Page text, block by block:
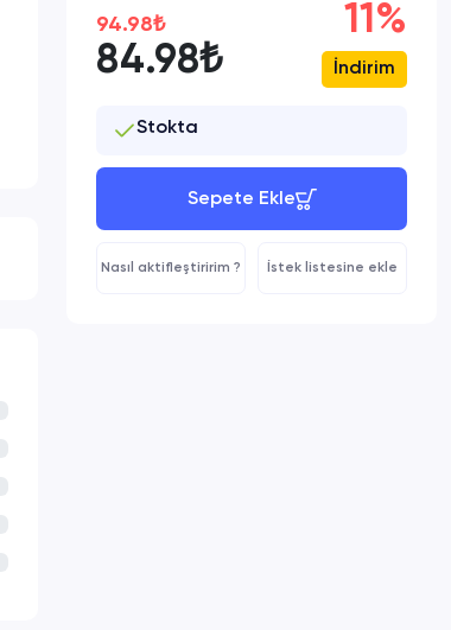
94.98₺
84.98₺
11%
İndirim
Stokta
Sepete Ekle
Nasıl aktifleştiririm ? İstek listesine ekle